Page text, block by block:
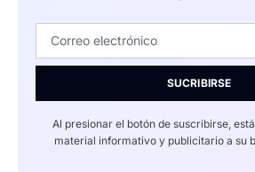
SUCRIBIRSE
Al presionar el botón de suscribirse,
material informativo y publicitario a su